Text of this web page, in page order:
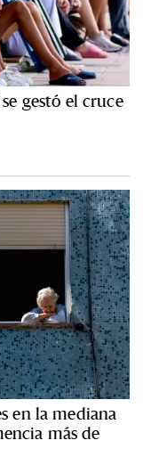
gestó el cruce
en la mediana
más de